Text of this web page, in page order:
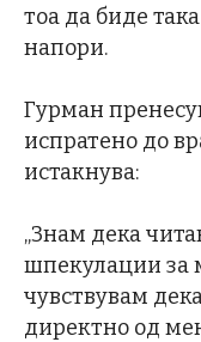
тоа да биде
напори.
Гурман
испратено до
истакнува:
„Знам дека
шпекулации за
чувствувам
директно од